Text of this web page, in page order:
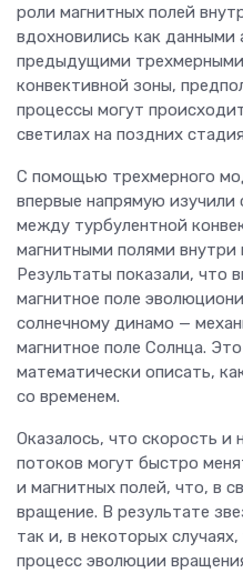
роли магнитных полей
вдохновились как данными
предыдущими
конвективной зоны,
процессы могут
светилах на поздних
С помощью трехмерного
впервые напрямую
между турбулентной
магнитными полями внутри
Результаты показали, что
магнитное поле
солнечному динамо —
магнитное поле Солнца.
математически описать,
со временем.
Оказалось, что скорость и
потоков могут быстро
и магнитных полей, что, в
вращение. В результате
так и, в некоторых
процесс эволюции